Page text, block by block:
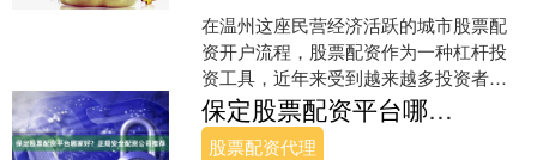
在温州这座民营经济活跃的城市股票配
资开户流程，股票配资作为一种杠杆投
资工具，近年来受到越来越多投资者的
关注。面对市场上众多的配资平台，如
何选择一家安全正规、信誉....
保定股票配资平台哪家好？正规安全配资公司推荐
股票配资代理